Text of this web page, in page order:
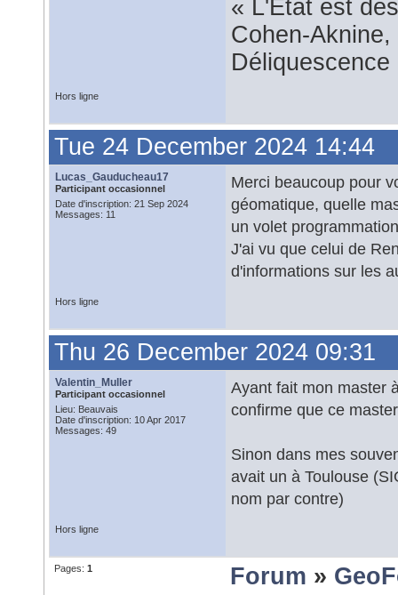
« L'État est
Cohen-
Hors ligne
Tue 24 December 2024 14:44
Lucas_Gauducheau17
Participant occasionnel
Date d'inscription: 21 Sep 2024
Messages: 11
Merci beaucoup pour
géomatique, quelle
un volet
J'ai vu que celui de
d'informations sur les
Hors ligne
Thu 26 December 2024 09:31
Valentin_Muller
Participant occasionnel
Lieu: Beauvais
Date d'inscription: 10 Apr 2017
Messages: 49
Ayant fait mon master
confirme que ce
Sinon dans mes
avait un à Toulouse
nom par contre)
Hors ligne
Pages: 1 Forum »